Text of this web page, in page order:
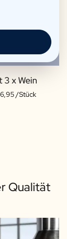
3 x Wein
/Stück
Qualität